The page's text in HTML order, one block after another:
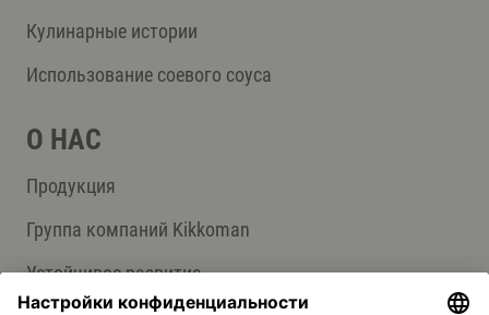
Кулинарные истории
Использование соевого соуса
О НАС
Продукция
Группа компаний Kikkoman
Устойчивое развитие